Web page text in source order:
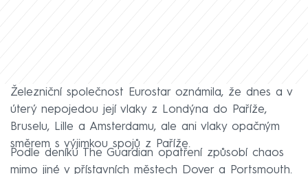
Železniční společnost Eurostar oznámila, že dnes a v
úterý nepojedou její vlaky z Londýna do Paříže,
Bruselu, Lille a Amsterdamu, ale ani vlaky opačným
směrem s výjimkou spojů z Paříže.
Podle deníku The Guardian opatření způsobí chaos
mimo jiné v přístavních městech Dover a Portsmouth.